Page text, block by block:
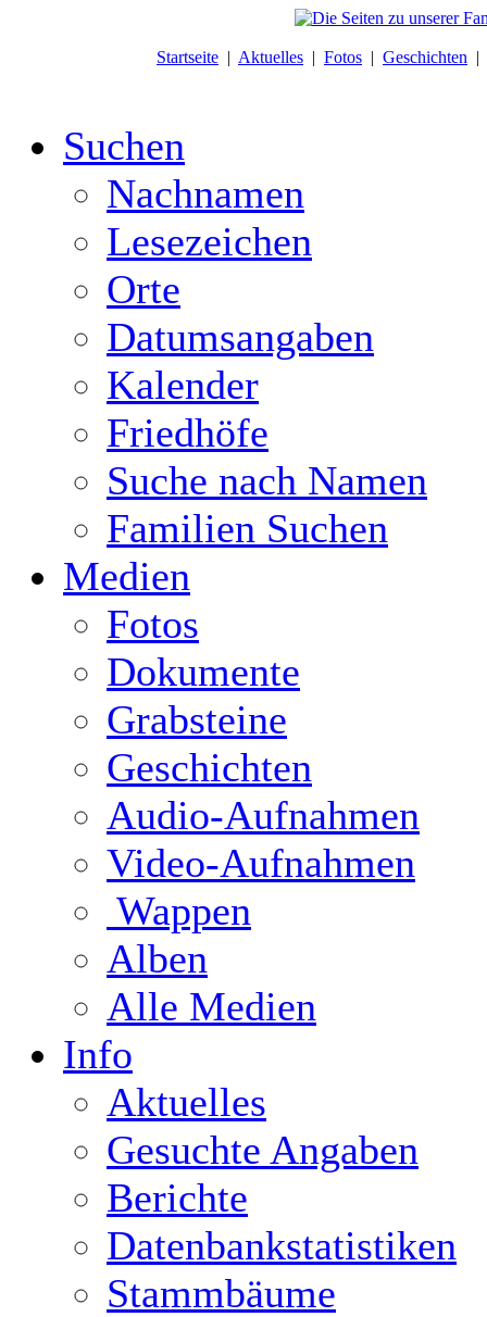
Startseite | Aktuelles | Fotos | Geschichten |
Suchen
Nachnamen
Lesezeichen
Orte
Datumsangaben
Kalender
Friedhöfe
Suche nach Namen
Familien Suchen
Medien
Fotos
Dokumente
Grabsteine
Geschichten
Audio-Aufnahmen
Video-Aufnahmen
Wappen
Alben
Alle Medien
Info
Aktuelles
Gesuchte Angaben
Berichte
Datenbankstatistiken
Stammbäume